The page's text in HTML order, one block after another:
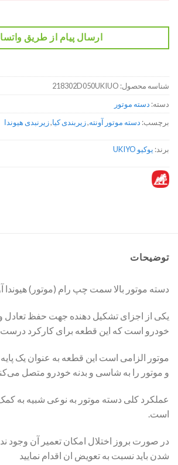
ارسال پیام از طریق
شناسه محصول: 218302D050UKIUO
دسته: دسته موتور
برچسب: دسته موتور آونته,زیربندی کیا,زیرنبدی هیوندا
برند: یوکیو UKIYO
توضیحات
دسته موتور بالا سمت چپ رام (موتور) هیوندا
یکی از اجزای تشکیل دهنده جهت حفظ تعادل
خودرو است که این قطعه برای کارکرد
موتور الزامی است این قطعه به عنوان یک
و موتور را به شاسی و بدنه خودرو متصل
عملکرد کلی دسته موتور به نوعی شبیه به
است.
در صورت بروز اختلال امکان تعمیر آن وجود
شدن باید نسبت به تعویض ان اقدام نمایید